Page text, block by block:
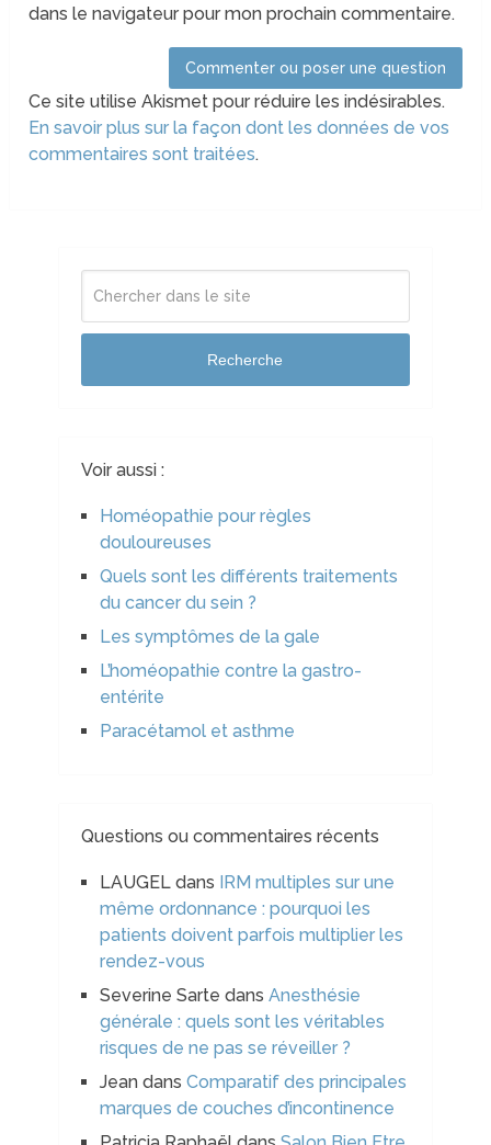
dans le navigateur pour mon prochain commentaire.
Ce site utilise Akismet pour réduire les indésirables.
En savoir plus sur la façon dont les données de vos
commentaires sont traitées.
Recherche
Voir aussi :
Homéopathie pour règles
douloureuses
Quels sont les différents traitements
du cancer du sein ?
Les symptômes de la gale
L’homéopathie contre la gastro-
entérite
Paracétamol et asthme
Questions ou commentaires récents
LAUGELdans IRM multiples sur une
même ordonnance : pourquoi les
patients doivent parfois multiplier les
rendez-vous
Severine Sarte dans Anesthésie
générale : quels sont les véritables
risques de ne pas se réveiller ?
Jeandans Comparatif des principales
marques de couches d’incontinence